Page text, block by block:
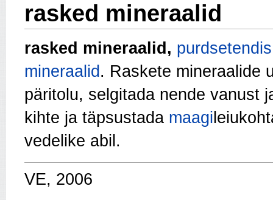
rasked mineraalid
rasked mineraalid, purdsetendis
mineraalid . Raskete mineraalide
päritolu, selgitada nende vanust
kihte ja täpsustada maagi
vedelike abil.
VE, 2006